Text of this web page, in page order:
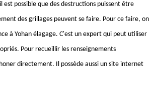
possible que des destructions puissent être
des grillages peuvent se faire. Pour ce faire, on
à Yohan élagage. C'est un expert qui peut utiliser
Pour recueillir les renseignements
directement. Il possède aussi un site internet